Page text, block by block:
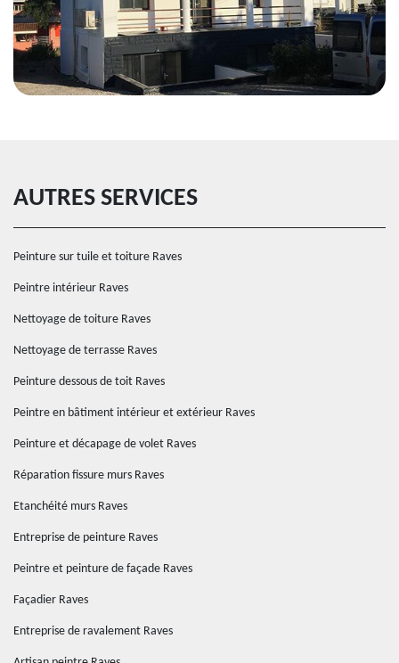
AUTRES SERVICES
Peinture sur tuile et toiture Raves
Peintre intérieur Raves
Nettoyage de toiture Raves
Nettoyage de terrasse Raves
Peinture dessous de toit Raves
Peintre en bâtiment intérieur et extérieur Raves
Peinture et décapage de volet Raves
Réparation fissure murs Raves
Etanchéité murs Raves
Entreprise de peinture Raves
Peintre et peinture de façade Raves
Façadier Raves
Entreprise de ravalement Raves